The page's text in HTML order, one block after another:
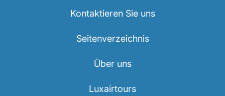
Kontaktieren Sie uns
Seitenverzeichnis
Über uns
Luxairtours